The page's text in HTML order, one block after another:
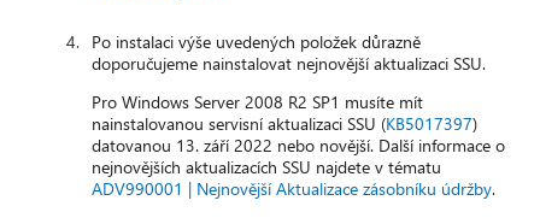
Po instalaci výše uvedených položek důrazně
doporučujeme nainstalovat nejnovější aktualizaci SSU.
Pro Windows Server 2008 R2 SP1 musíte mít
nainstalovanou servisní aktualizaci SSU (KB5017397)
datovanou 13. září 2022 nebo novější. Další informace o
nejnovějších aktualizacích SSU najdete v tématu
ADV990001 | Nejnovější Aktualizace zásobníku údržby.